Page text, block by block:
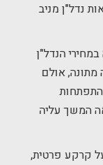
נדל"ן מניב
הנדל"ן
מתונה, אולם
המשך עליה
על קרקע פרטית,